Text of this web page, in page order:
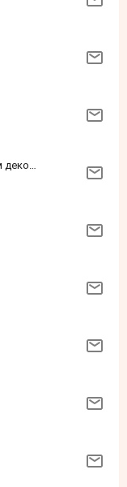
Elena_strazz (шапочки с авторским декором из страз)